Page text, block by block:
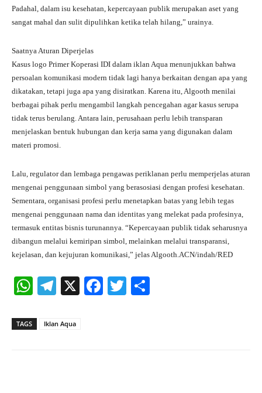
Padahal, dalam isu kesehatan, kepercayaan publik merupakan aset yang
sangat mahal dan sulit dipulihkan ketika telah hilang,” urainya.
Saatnya Aturan Diperjelas
Kasus logo Primer Koperasi IDI dalam iklan Aqua menunjukkan bahwa
persoalan komunikasi modern tidak lagi hanya berkaitan dengan apa yang
dikatakan, tetapi juga apa yang disiratkan. Karena itu, Algooth menilai
berbagai pihak perlu mengambil langkah pencegahan agar kasus serupa
tidak terus berulang. Antara lain, perusahaan perlu lebih transparan
menjelaskan bentuk hubungan dan kerja sama yang digunakan dalam
materi promosi.
Lalu, regulator dan lembaga pengawas periklanan perlu memperjelas aturan
mengenai penggunaan simbol yang berasosiasi dengan profesi kesehatan.
Sementara, organisasi profesi perlu menetapkan batas yang lebih tegas
mengenai penggunaan nama dan identitas yang melekat pada profesinya,
termasuk entitas bisnis turunannya. “Kepercayaan publik tidak seharusnya
dibangun melalui kemiripan simbol, melainkan melalui transparansi,
kejelasan, dan kejujuran komunikasi,” jelas Algooth.ACN/indah/RED
W
ts
Te
gr
X
Fa
T
TAGS Iklan Aqua